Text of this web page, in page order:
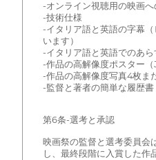
-オンライン視聴用の映画へ
-技術仕様
-イタリア語と英語の字幕
います）
-イタリア語と英語でのあら
-作品の高解像度ポスター（
-作品の高解像度写真4枚ま
-監督と著者の簡単な履歴書
第6条-選考と承認
映画祭の監督と選考委員会
し、最終段階に入賞した作